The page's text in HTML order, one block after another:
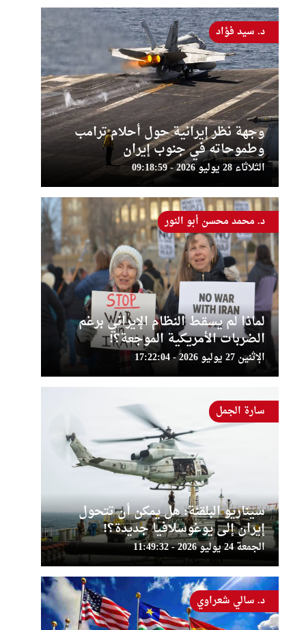
وجهة نظر إيرانية حول أحلام ترامب
وطموحاته في جنوب إيران
الثلاثاء 28 يوليو 2026 - 09:18:59
د. سيد فؤاد
لماذا لم يسقط النظام الإيراني برغم
الضربات الأمريكية الموجعة؟!
الإثنين 27 يوليو 2026 - 17:22:04
د. محمد محسن أبو النور
سيناريو البلقنة: هل يمكن أن تتحول
إيران إلى يوغوسلافيا جديدة؟!
الجمعة 24 يوليو 2026 - 11:49:32
سارة الجمل
د. سالي شعراوي